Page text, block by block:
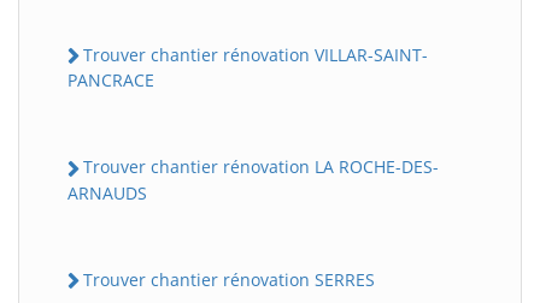
Trouver chantier rénovation VILLAR-SAINT-
PANCRACE
Trouver chantier rénovation LA ROCHE-DES-
ARNAUDS
Trouver chantier rénovation SERRES